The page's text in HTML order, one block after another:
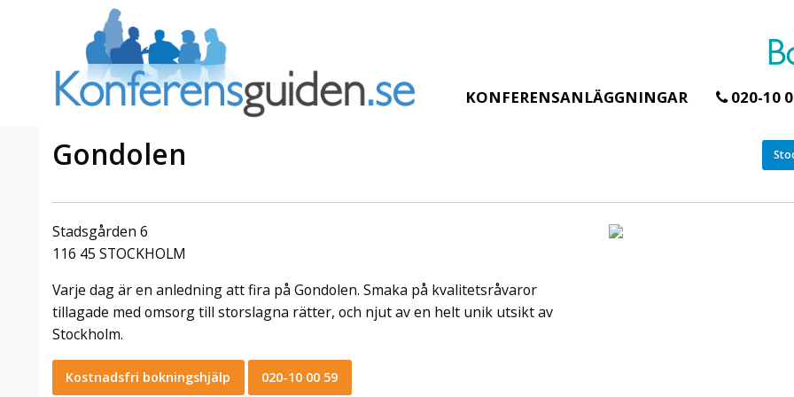
KONFERENSANLÄGGNINGAR 020-10
Gondolen
Stadsgården 6
116 45 STOCKHOLM
Varje dag är en anledning att fira på Gondolen. Smaka på kvalitetsråvaror
tillagade med omsorg till storslagna rätter, och njut av en helt unik utsikt av
Stockholm.
Kostnadsfri bokningshjälp 020-10 00 59
av att
här är
Stockholm Hotel
Julerbjudande
2026 hos oss. Mellan den 23
november och 19 december
hantverk, tradi ...
Ta över ett helt hotell. På
stranden i Åhus. För grupper